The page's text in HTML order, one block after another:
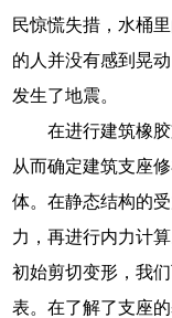
民惊慌失措，水桶
的人并没有感到晃
发生了地震。
在进行建筑橡
从而确定建筑支座
体。在静态结构的
力，再进行内力计
初始剪切变形，我
表。在了解了支座